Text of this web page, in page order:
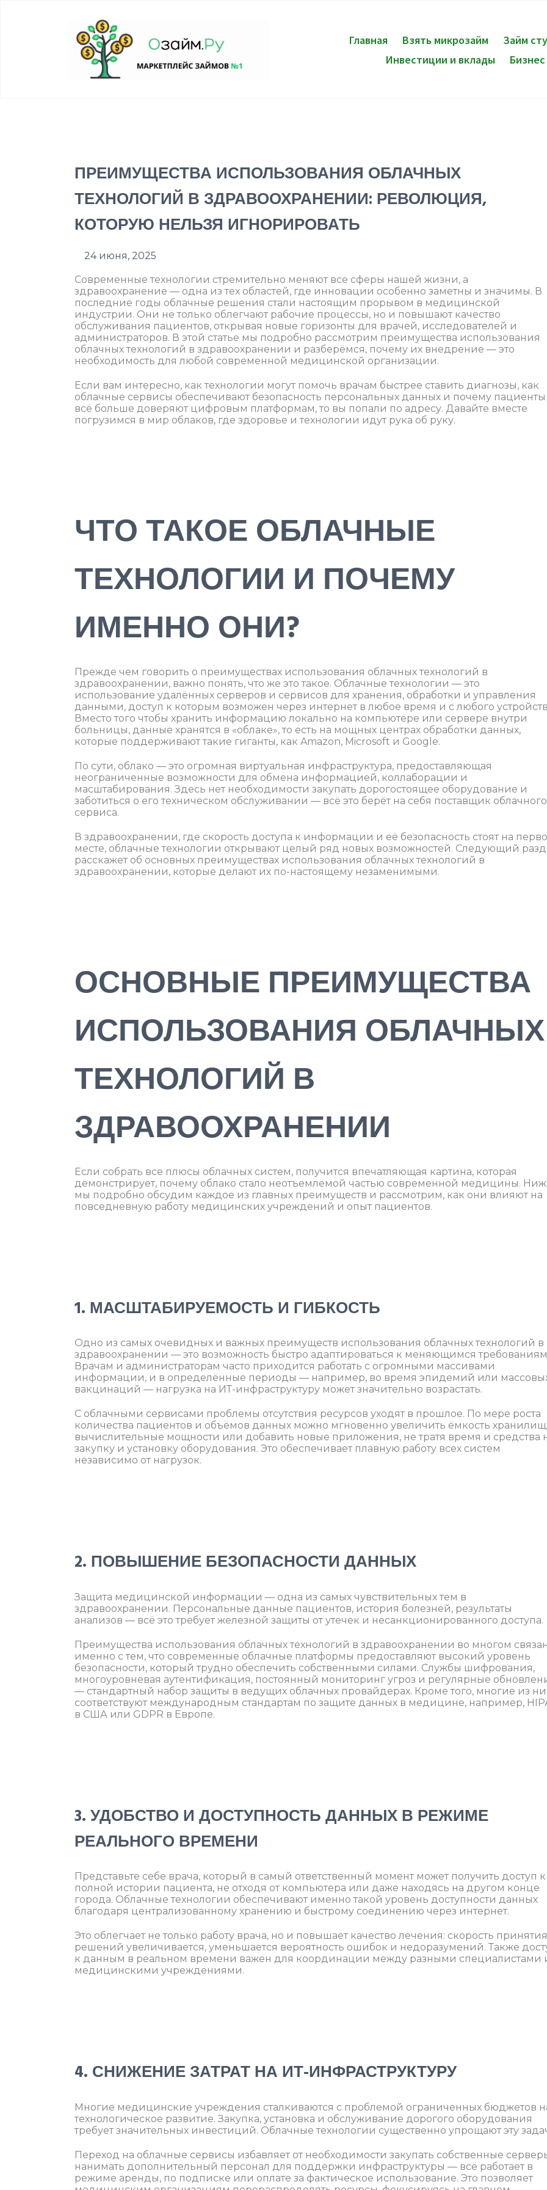
Главная Взять микрозайм
Займ
Инвестиции и вклады
Бизнес
ПРЕИМУЩЕСТВА ИСПОЛЬЗОВАНИЯ ОБЛАЧНЫХ
ТЕХНОЛОГИЙ В ЗДРАВООХРАНЕНИИ: РЕВОЛЮЦИЯ,
КОТОРУЮ НЕЛЬЗЯ ИГНОРИРОВАТЬ
24 июня, 2025
Современные технологии стремительно меняют все сферы нашей жизни, а
здравоохранение — одна из тех областей, где инновации особенно заметны и значимы. В
последние годы облачные решения стали настоящим прорывом в медицинской
индустрии. Они не только облегчают рабочие процессы, но и повышают качество
обслуживания пациентов, открывая новые горизонты для врачей, исследователей и
администраторов. В этой статье мы подробно рассмотрим преимущества использования
облачных технологий в здравоохранении и разберёмся, почему их внедрение — это
необходимость для любой современной медицинской организации.
Если вам интересно, как технологии могут помочь врачам быстрее ставить диагнозы, как
облачные сервисы обеспечивают безопасность персональных данных и почему пациенты
всё больше доверяют цифровым платформам, то вы попали по адресу. Давайте вместе
погрузимся в мир облаков, где здоровье и технологии идут рука об руку.
ЧТО ТАКОЕ ОБЛАЧНЫЕ
ТЕХНОЛОГИИ И ПОЧЕМУ
ИМЕННО ОНИ?
Прежде чем говорить о преимуществах использования облачных технологий в
здравоохранении, важно понять, что же это такое. Облачные технологии — это
использование удалённых серверов и сервисов для хранения, обработки и управления
данными, доступ к которым возможен через интернет в любое время и с любого
Вместо того чтобы хранить информацию локально на компьютере или сервере внутри
больницы, данные хранятся в «облаке», то есть на мощных центрах обработки данных,
которые поддерживают такие гиганты, как Amazon, Microsoft и Google.
По сути, облако — это огромная виртуальная инфраструктура, предоставляющая
неограниченные возможности для обмена информацией, коллаборации и
масштабирования. Здесь нет необходимости закупать дорогостоящее оборудование и
заботиться о его техническом обслуживании — всё это берёт на себя поставщик облачного
сервиса.
В здравоохранении, где скорость доступа к информации и её безопасность стоят на
месте, облачные технологии открывают целый ряд новых возможностей. Следующий
расскажет об основных преимуществах использования облачных технологий в
здравоохранении, которые делают их по-настоящему незаменимыми.
ОСНОВНЫЕ ПРЕИМУЩЕСТВА
ИСПОЛЬЗОВАНИЯ ОБЛАЧНЫХ
ТЕХНОЛОГИЙ В
ЗДРАВООХРАНЕНИИ
Если собрать все плюсы облачных систем, получится впечатляющая картина, которая
демонстрирует, почему облако стало неотъемлемой частью современной медицины.
мы подробно обсудим каждое из главных преимуществ и рассмотрим, как они влияют на
повседневную работу медицинских учреждений и опыт пациентов.
1. МАСШТАБИРУЕМОСТЬ И ГИБКОСТЬ
Одно из самых очевидных и важных преимуществ использования облачных технологий в
здравоохранении — это возможность быстро адаптироваться к меняющимся
Врачам и администраторам часто приходится работать с огромными массивами
информации, и в определённые периоды — например, во время эпидемий или
вакцинаций — нагрузка на ИТ-инфраструктуру может значительно возрастать.
С облачными сервисами проблемы отсутствия ресурсов уходят в прошлое. По мере роста
количества пациентов и объёмов данных можно мгновенно увеличить ёмкость
вычислительные мощности или добавить новые приложения, не тратя время и средства
закупку и установку оборудования. Это обеспечивает плавную работу всех систем
независимо от нагрузок.
2. ПОВЫШЕНИЕ БЕЗОПАСНОСТИ ДАННЫХ
Защита медицинской информации — одна из самых чувствительных тем в
здравоохранении. Персональные данные пациентов, история болезней, результаты
анализов — всё это требует железной защиты от утечек и несанкционированного доступа.
Преимущества использования облачных технологий в здравоохранении во многом
именно с тем, что современные облачные платформы предоставляют высокий уровень
безопасности, который трудно обеспечить собственными силами. Службы шифрования,
многоуровневая аутентификация, постоянный мониторинг угроз и регулярные
— стандартный набор защиты в ведущих облачных провайдерах. Кроме того, многие из
соответствуют международным стандартам по защите данных в медицине, например,
в США или GDPR в Европе.
3. УДОБСТВО И ДОСТУПНОСТЬ ДАННЫХ В РЕЖИМЕ
РЕАЛЬНОГО ВРЕМЕНИ
Представьте себе врача, который в самый ответственный момент может получить доступ к
полной истории пациента, не отходя от компьютера или даже находясь на другом конце
города. Облачные технологии обеспечивают именно такой уровень доступности данных
благодаря централизованному хранению и быстрому соединению через интернет.
Это облегчает не только работу врача, но и повышает качество лечения: скорость принятия
решений увеличивается, уменьшается вероятность ошибок и недоразумений. Также
к данным в реальном времени важен для координации между разными специалистами
медицинскими учреждениями.
4. СНИЖЕНИЕ ЗАТРАТ НА ИТ-ИНФРАСТРУКТУРУ
Многие медицинские учреждения сталкиваются с проблемой ограниченных бюджетов
технологическое развитие. Закупка, установка и обслуживание дорогого оборудования
требует значительных инвестиций. Облачные технологии существенно упрощают эту
Переход на облачные сервисы избавляет от необходимости закупать собственные
нанимать дополнительный персонал для поддержки инфраструктуры — всё работает в
режиме аренды, по подписке или оплате за фактическое использование. Это позволяет